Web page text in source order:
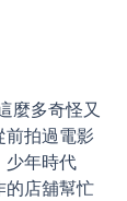
麼多奇怪又
前拍過電影
少年時代
的店舖幫忙